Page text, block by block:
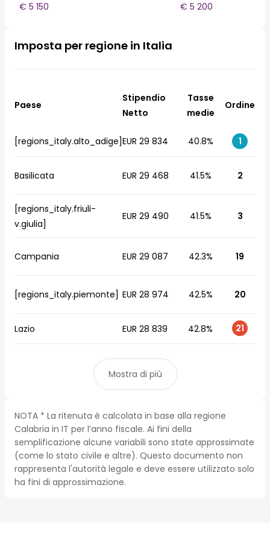
€ 5 150
€ 5 200
Imposta per regione in Italia
Paese
Stipendio
Netto
Tasse
medie
Ordine
[regions_italy.alto_adige]EUR 29 834 40.8% 1
Basilicata EUR 29 468 41.5% 2
[regions_italy.friuli-
v.giulia]
EUR 29 490 41.5% 3
Campania EUR 29 087 42.3% 19
[regions_italy.piemonte] EUR 28 974 42.5% 20
Lazio EUR 28 839 42.8% 21
Mostra di più
NOTA * La ritenuta è calcolata in base alla regione
Calabria in IT per l’anno fiscale. Ai fini della
semplificazione alcune variabili sono state approssimate
(come lo stato civile e altre). Questo documento non
rappresenta l'autorità legale e deve essere utilizzato solo
ha fini di approssimazione.